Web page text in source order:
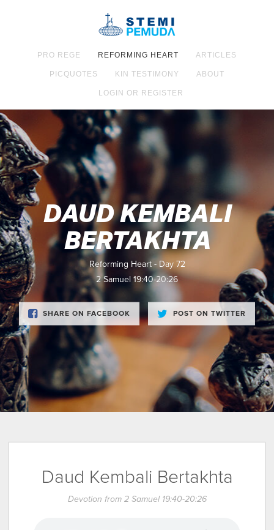
PRO REGE REFORMING HEART ARTICLES
PICQUOTES KIN TESTIMONY ABOUT
LOGIN OR REGISTER
DAUD KEMBALI
BERTAKHTA
Reforming Heart - Day 72
2 Samuel 19:40-20:26
SHARE ON FACEBOOK POST ON TWITTER
Daud Kembali Bertakhta
Devotion from 2 Samuel 19:40-20:26